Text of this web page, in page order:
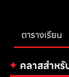
ตารางเรียน
✦ คลาสสำห